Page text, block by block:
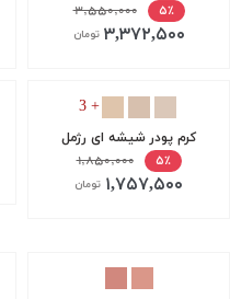
۵٪
۳,۵۵۰,۰۰۰
۳,۳۷۲,۵۰۰ تومان
+ 3
کرم پودر شیشه ای رژمل
۵٪
۱,۸۵۰,۰۰۰
۱,۷۵۷,۵۰۰ تومان